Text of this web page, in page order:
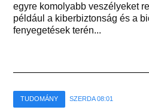
egyre komolyabb veszélyeket
például a kiberbiztonság és a
fenyegetések terén...
TUDOMÁNY SZERDA 08:01